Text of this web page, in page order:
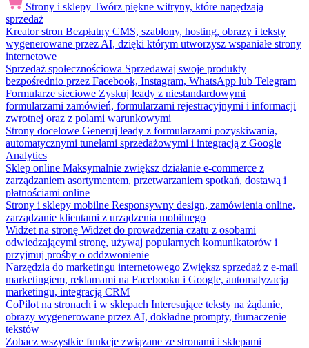
Strony i sklepy Twórz piękne witryny, które napędzają
sprzedaż
Kreator stron Bezpłatny CMS, szablony, hosting, obrazy i teksty
wygenerowane przez AI, dzięki którym utworzysz wspaniałe strony
internetowe
Sprzedaż społecznościowa Sprzedawaj swoje produkty
bezpośrednio przez Facebook, Instagram, WhatsApp lub Telegram
Formularze sieciowe Zyskuj leady z niestandardowymi
formularzami zamówień, formularzami rejestracyjnymi i informacji
zwrotnej oraz z polami warunkowymi
Strony docelowe Generuj leady z formularzami pozyskiwania,
automatycznymi tunelami sprzedażowymi i integracją z Google
Analytics
Sklep online Maksymalnie zwiększ działanie e-commerce z
zarządzaniem asortymentem, przetwarzaniem spotkań, dostawą i
płatnościami online
Strony i sklepy mobilne Responsywny design, zamówienia online,
zarządzanie klientami z urządzenia mobilnego
Widżet na stronę Widżet do prowadzenia czatu z osobami
odwiedzającymi stronę, używaj popularnych komunikatorów i
przyjmuj prośby o oddzwonienie
Narzędzia do marketingu internetowego Zwiększ sprzedaż z e-mail
marketingiem, reklamami na Facebooku i Google, automatyzacją
marketingu, integracją CRM
CoPilot na stronach i w sklepach Interesujące teksty na żądanie,
obrazy wygenerowane przez AI, dokładne prompty, tłumaczenie
tekstów
Zobacz wszystkie funkcje związane ze stronami i sklepami